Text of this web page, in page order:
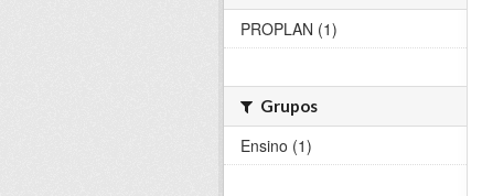
PROPLAN (1)
Grupos
Ensino (1)